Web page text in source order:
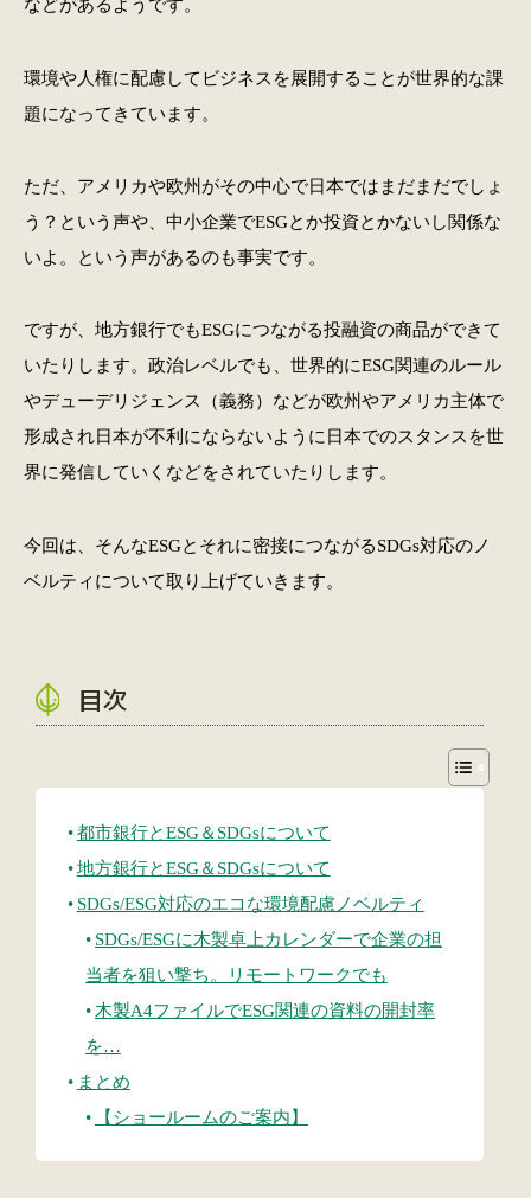
などがあるようです。
環境や人権に配慮してビジネスを展開することが世界的な課
題になってきています。
ただ、アメリカや欧州がその中心で日本ではまだまだでしょ
う？という声や、中小企業でESGとか投資とかないし関係な
いよ。という声があるのも事実です。
ですが、地方銀行でもESGにつながる投融資の商品ができて
いたりします。政治レベルでも、世界的にESG関連のルール
やデューデリジェンス（義務）などが欧州やアメリカ主体で
形成され日本が不利にならないように日本でのスタンスを世
界に発信していくなどをされていたりします。
今回は、そんなESGとそれに密接につながるSDGs対応のノ
ベルティについて取り上げていきます。
目次
都市銀行とESG＆SDGsについて
地方銀行とESG＆SDGsについて
SDGs/ESG対応のエコな環境配慮ノベルティ
SDGs/ESGに木製卓上カレンダーで企業の担
当者を狙い撃ち。リモートワークでも
木製A4ファイルでESG関連の資料の開封率
を…
まとめ
【ショールームのご案内】